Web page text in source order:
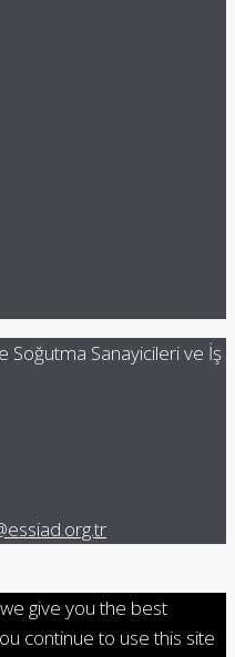
Soğutma Sanayicileri ve İş
give you the best
continue to use this site